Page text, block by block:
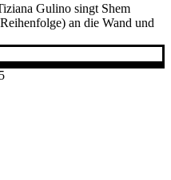
Gulino singt Shem
an die Wand und